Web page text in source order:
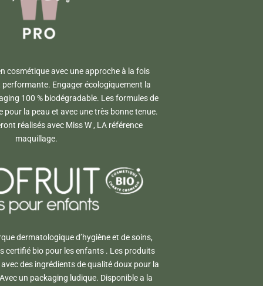
cosmétique avec une approche à la fois
Engager écologiquement la
100 % biodégradable. Les formules de
la peau et avec une très bonne tenue.
réalisés avec Miss W , LA référence
maquillage.
dermatologique d’hygiène et de soins,
certifié bio pour les enfants . Les produits
des ingrédients de qualité doux pour la
un packaging ludique. Disponible a la